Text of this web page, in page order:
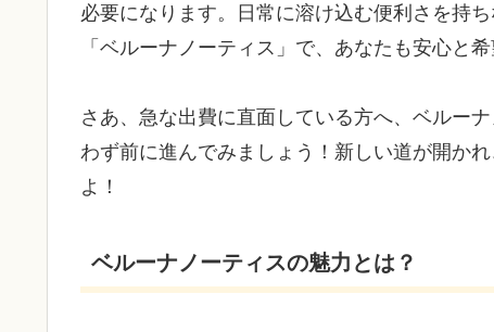
必要になります。日常に溶け込む便利さを持
「ベルーナノーティス」で、あなたも安心と
さあ、急な出費に直面している方へ、ベルー
わず前に進んでみましょう！新しい道が開か
よ！
ベルーナノーティスの魅力とは？